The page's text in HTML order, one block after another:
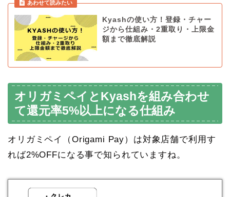
Kyashの使い方！登録・チャー
ジから仕組み・2重取り・上限金
額まで徹底解説
オリガミペイとKyashを組み合わせ
て還元率5%以上になる仕組み
オリガミペイ（Origami Pay）は対象店舗で利用す
れば2%OFFになる事で知られていますね。